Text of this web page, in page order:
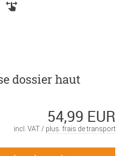
dossier haut
54,99 EUR
incl. VAT / plus. frais de transport